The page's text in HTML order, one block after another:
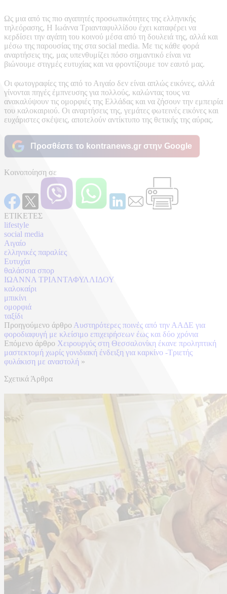
Ως μια από τις πιο αγαπητές προσωπικότητες της ελληνικής
τηλεόρασης, Η Ιωάννα Τριανταφυλλίδου έχει καταφέρει να
κερδίσει την αγάπη του κοινού μέσα από τη δουλειά της, αλλά και
μέσω της παρουσίας της στα social media. Με τις κάθε φορά
αναρτήσεις της, μας υπενθυμίζει πόσο σημαντικό είναι να
βιώνουμε στιγμές ευτυχίας και να φροντίζουμε τον εαυτό μας.
Οι φωτογραφίες της από το Αιγαίο δεν είναι απλώς εικόνες, αλλά
γίνονται πηγές έμπνευσης για πολλούς, καλώντας τους να
ανακαλύψουν τις ομορφιές της Ελλάδας και να ζήσουν την εμπειρία
του καλοκαιριού. Οι αναρτήσεις της, γεμάτες φωτεινές εικόνες και
ευχάριστες σκέψεις, αποτελούν αντίκτυπο της θετικής της αύρας.
Προσθέστε το kontranews.gr στην Google
Κοινοποίηση σε
ΕΤΙΚΕΤΕΣ
lifestyle
social media
Αιγαίο
ελληνικές παραλίες
Ευτυχία
θαλάσσια σπορ
ΙΩΑΝΝΑ ΤΡΙΑΝΤΑΦΥΛΛΙΔΟΥ
καλοκαίρι
μπικίνι
ομορφιά
ταξίδι
Προηγούμενο άρθρο Αυστηρότερες ποινές από την ΑΑΔΕ για
φοροδιαφυγή με κλείσιμο επιχειρήσεων έως και δύο χρόνια
Επόμενο άρθρο Χειρουργός στη Θεσσαλονίκη έκανε προληπτική
μαστεκτομή χωρίς γονιδιακή ένδειξη για καρκίνο -Τριετής
φυλάκιση με αναστολή »
Σχετικά Άρθρα